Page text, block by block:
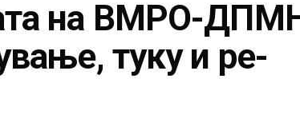
на ВМРО-
туку и ре-